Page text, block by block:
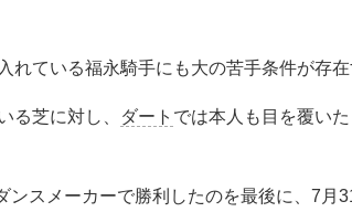
ている福永騎手にも大の苦手条件が存在
る芝に対し、 ダート では本人も目を覆い
スメーカーで勝利したのを最後に、7月